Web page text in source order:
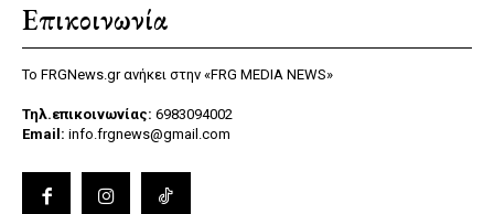
Επικοινωνία
Το FRGNews.gr ανήκει στην «FRG MEDIA NEWS»
Τηλ.επικοινωνίας: 6983094002
Email: info.frgnews@gmail.com